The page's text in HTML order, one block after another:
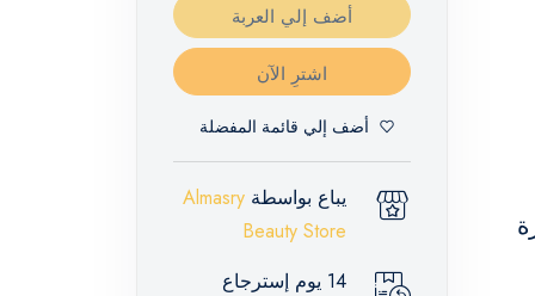
أضف إلي العربة
اشترِ الآن
أضف إلي قائمة المفضلة
يباع بواسطة Almasry
Beauty Store
14 يوم إسترجاع